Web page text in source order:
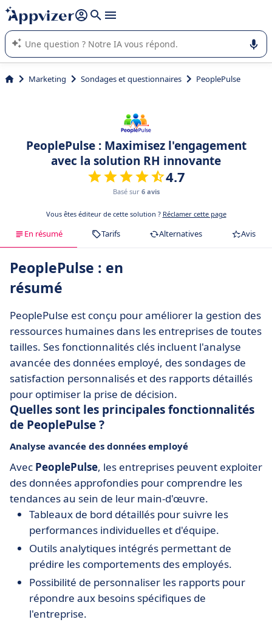
répondre (plusieurs lignes avec
L'IA de Appvizer vous guide dans l'utilisation ou la sélection de
logiciel SaaS en entreprise.
Marketing Sondages et questionnaires PeoplePulse
PeoplePulse : Maximisez l'engagement
avec la solution RH innovante
4.7
Basé sur 6 avis
Vous êtes éditeur de cette solution ? Réclamer cette page
En résumé Tarifs Alternatives Avis
PeoplePulse : en
résumé
PeoplePulse est conçu pour améliorer la gestion des
ressources humaines dans les entreprises de toutes
tailles. Ses fonctionnalités clés incluent l'analyse
avancée des données employé, des sondages de
satisfaction personnalisés et des rapports détaillés
pour optimiser la prise de décision.
Quelles sont les principales fonctionnalités
de PeoplePulse ?
Analyse avancée des données employé
Avec PeoplePulse, les entreprises peuvent exploiter
des données approfondies pour comprendre les
tendances au sein de leur main-d'œuvre.
Tableaux de bord détaillés pour suivre les
performances individuelles et d'équipe.
Outils analytiques intégrés permettant de
prédire les comportements des employés.
Possibilité de personnaliser les rapports pour
répondre aux besoins spécifiques de
l'entreprise.